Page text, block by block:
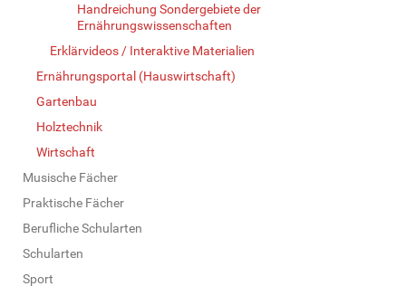
Handreichung Sondergebiete der
Ernährungswissenschaften
Erklärvideos / Interaktive Materialien
Ernährungsportal (Hauswirtschaft)
Gartenbau
Holztechnik
Wirtschaft
Musische Fächer
Praktische Fächer
Berufliche Schularten
Schularten
Sport